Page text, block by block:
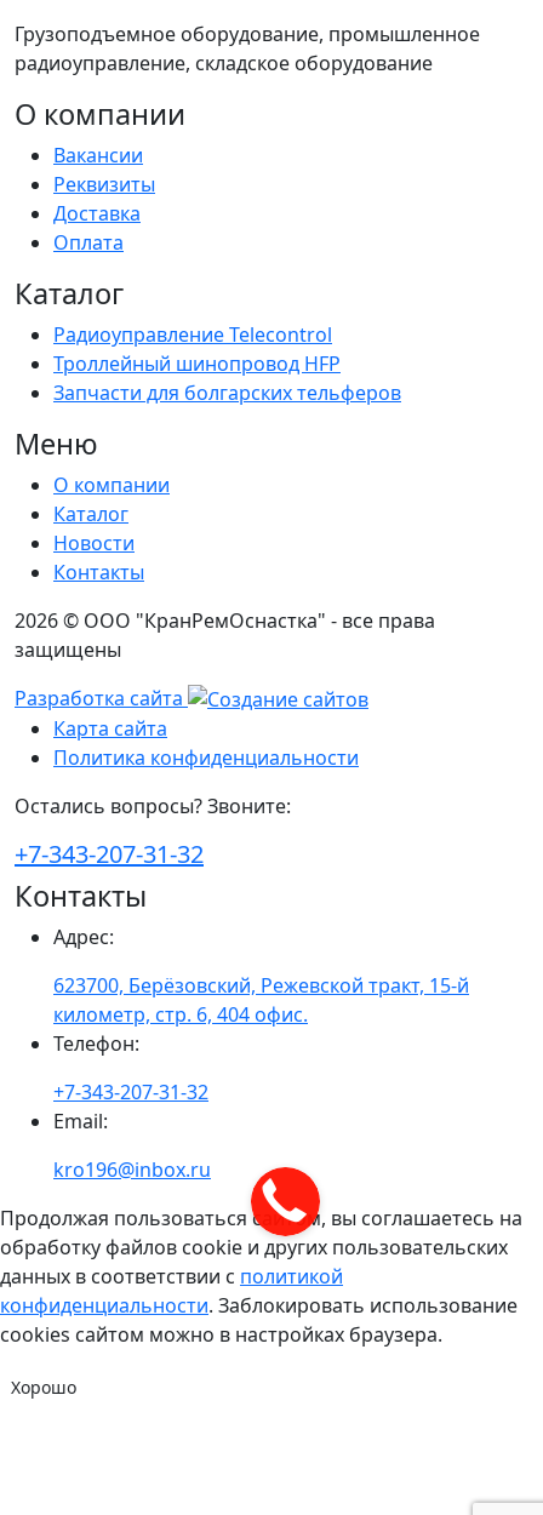
Грузоподъемное оборудование, промышленное
радиоуправление, складское оборудование
О компании
Вакансии
Реквизиты
Доставка
Оплата
Каталог
Радиоуправление Telecontrol
Троллейный шинопровод HFP
Запчасти для болгарских тельферов
Меню
О компании
Каталог
Новости
Контакты
2026 © ООО "КранРемОснастка" - все права
защищены
Разработка сайта
Карта сайта
Политика конфиденциальности
Остались вопросы? Звоните:
+7-343-207-31-32
Контакты
Адрес:
623700, Берёзовский, Режевской тракт, 15-й
километр, стр. 6, 404 офис.
Телефон:
+7-343-207-31-32
Email:
kro196@inbox.ru
Продолжая пользоваться сайтом, вы соглашаетесь на
обработку файлов cookie и других пользовательских
данных в соответствии с политикой
конфиденциальности. Заблокировать использование
cookies сайтом можно в настройках браузера.
Хорошо